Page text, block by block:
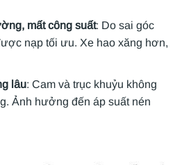
mất công suất: Do sai góc
nạp tối ưu. Xe hao xăng hơn,
lâu: Cam và trục khuỷu không
Ảnh hưởng đến áp suất nén